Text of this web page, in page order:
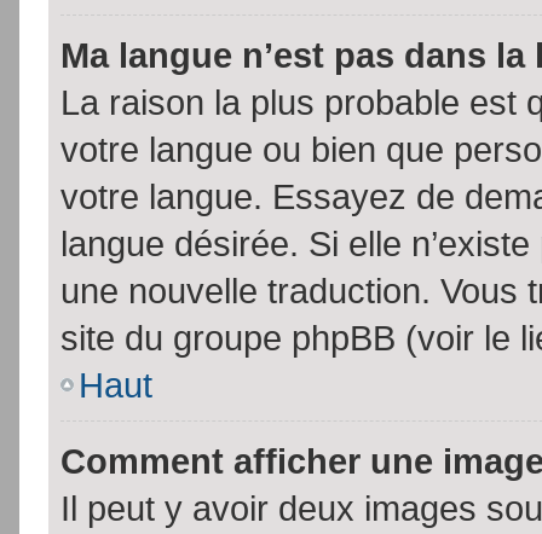
Ma langue n’est pas dans la
La raison la plus probable est
votre langue ou bien que
votre langue. Essayez de
langue désirée. Si elle
une nouvelle traduction. Vous
site du groupe phpBB (voir le
Haut
Comment afficher une
Il peut y avoir deux images